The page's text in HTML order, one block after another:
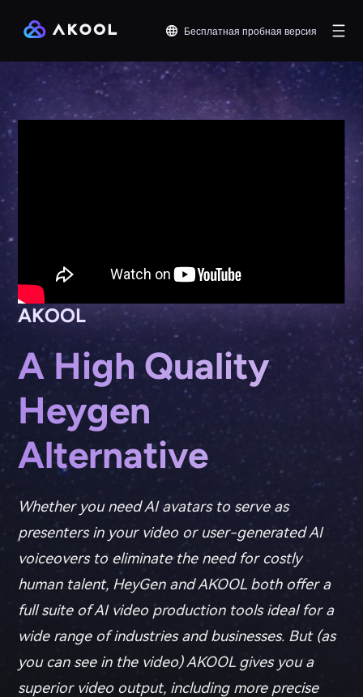
Бесплатная пробная версия
AKOOL
A High Quality
Heygen
Alternative
Whether you need AI avatars to serve as
presenters in your video or user-generated AI
voiceovers to eliminate the need for costly
human talent, HeyGen and AKOOL both offer a
full suite of AI video production tools ideal for a
wide range of industries and businesses. But (as
you can see in the video) AKOOL gives you a
superior video output, including more precise